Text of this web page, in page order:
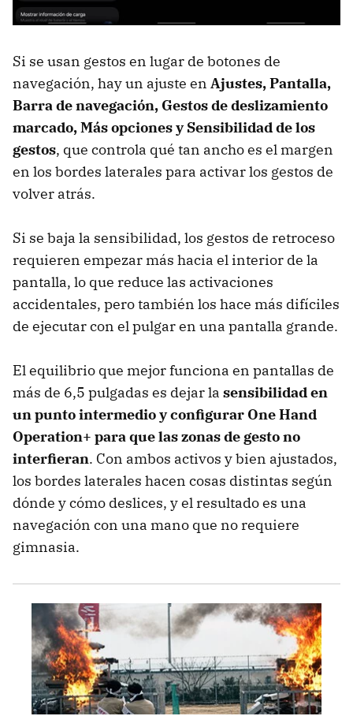
Si se usan gestos en lugar de botones de
navegación, hay un ajuste en Ajustes, Pantalla,
Barra de navegación, Gestos de deslizamiento
marcado, Más opciones y Sensibilidad de los
gestos, que controla qué tan ancho es el margen
en los bordes laterales para activar los gestos de
volver atrás.
Si se baja la sensibilidad, los gestos de retroceso
requieren empezar más hacia el interior de la
pantalla, lo que reduce las activaciones
accidentales, pero también los hace más difíciles
de ejecutar con el pulgar en una pantalla grande.
El equilibrio que mejor funciona en pantallas de
más de 6,5 pulgadas es dejar la sensibilidad en
un punto intermedio y configurar One Hand
Operation+ para que las zonas de gesto no
interfieran. Con ambos activos y bien ajustados,
los bordes laterales hacen cosas distintas según
dónde y cómo deslices, y el resultado es una
navegación con una mano que no requiere
gimnasia.